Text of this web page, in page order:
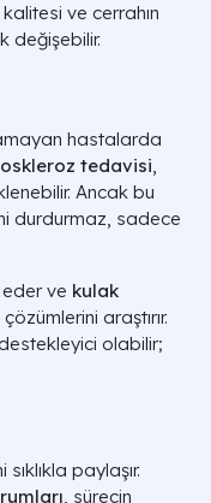
ve cerrahın
değişebilir.
hastalarda
tedavisi,
Ancak bu
durdurmaz, sadece
ve kulak
çözümlerini araştırır.
olabilir;
paylaşır.
, sürecin